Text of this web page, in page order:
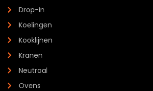
Drop-in
Koelingen
Kooklijnen
Kranen
Neutraal
Ovens